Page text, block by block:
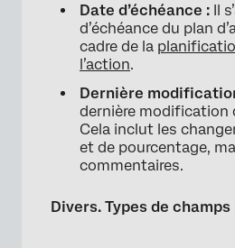
Date d’échéance : Il
d’échéance du plan
cadre de la
l’action.
Dernière
dernière modification
Cela inclut les
et de pourcentage,
commentaires.
Divers. Types de champs